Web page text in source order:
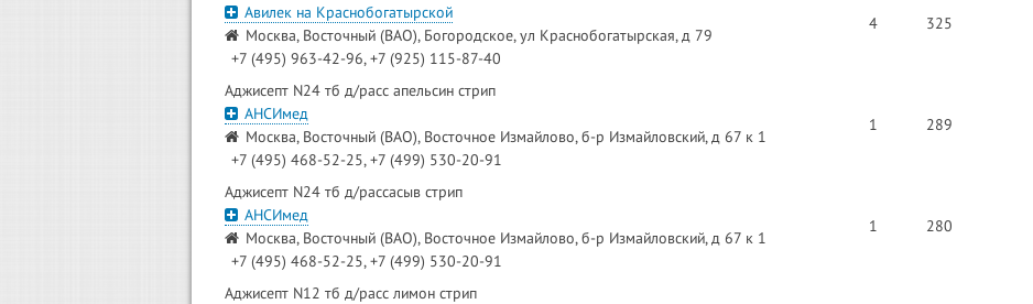
Авилек на Краснобогатырской
Москва, Восточный (ВАО), Богородское, ул Краснобогатырская, д 79
+7 (495) 963-42-96, +7 (925) 115-87-40
4 325
Аджисепт N24 тб д/расс апельсин стрип
АНСИмед
Москва, Восточный (ВАО), Восточное Измайлово, б-р Измайловский, д 67 к 1
+7 (495) 468-52-25, +7 (499) 530-20-91
1 289
Аджисепт N24 тб д/рассасыв стрип
АНСИмед
Москва, Восточный (ВАО), Восточное Измайлово, б-р Измайловский, д 67 к 1
+7 (495) 468-52-25, +7 (499) 530-20-91
1 280
Аджисепт N12 тб д/расс лимон стрип